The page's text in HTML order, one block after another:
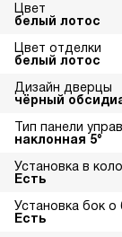
Цвет
белый лотос
Цвет отделки
белый лотос
Дизайн дверцы
чёрный
Тип панели
наклонная 5°
Установка в
Есть
Установка бок о
Есть